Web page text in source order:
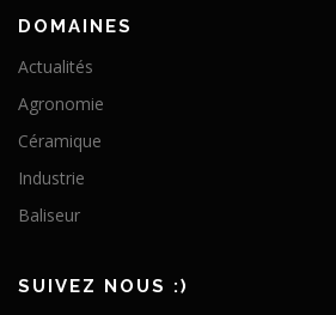
DOMAINES
Actualités
Agronomie
Céramique
Industrie
Baliseur
SUIVEZ NOUS :)